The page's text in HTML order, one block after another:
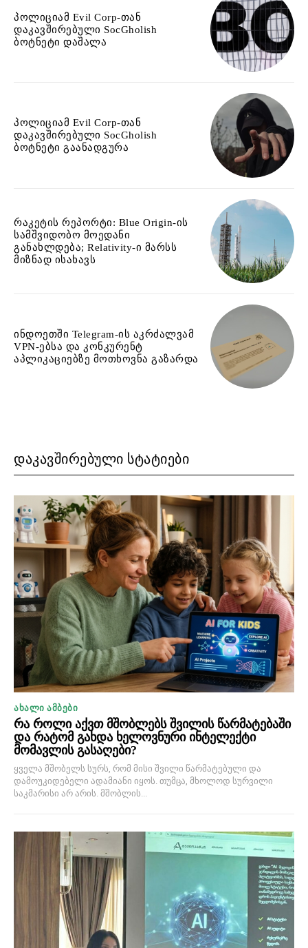
პოლიციამ Evil Corp-თან
დაკავშირებული SocGholish
ბოტნეტი დაშალა
პოლიციამ Evil Corp-თან
დაკავშირებული SocGholish
ბოტნეტი გაანადგურა
რაკეტის რეპორტი: Blue Origin-ის
სამშვიდობო მოედანი
განახლდება; Relativity-ი მარსს
მიზნად ისახავს
ინდოეთში Telegram-ის აკრძალვამ
VPN-ებსა და კონკურენტ
აპლიკაციებზე მოთხოვნა გაზარდა
ᲓᲐᲙᲐᲕᲨᲘᲠᲔᲑᲣᲚᲘ ᲡᲢᲐᲢᲘᲔᲑᲘ
ᲐᲮᲐᲚᲘ ᲐᲛᲑᲔᲑᲘ
რა როლი აქვთ მშობლებს შვილის წარმატებაში
და რატომ გახდა ხელოვნური ინტელექტი
მომავლის გასაღები?
ყველა მშობელს სურს, რომ მისი შვილი წარმატებული და
დამოუკიდებელი ადამიანი იყოს. თუმცა, მხოლოდ სურვილი
საკმარისი არ არის. მშობლის...